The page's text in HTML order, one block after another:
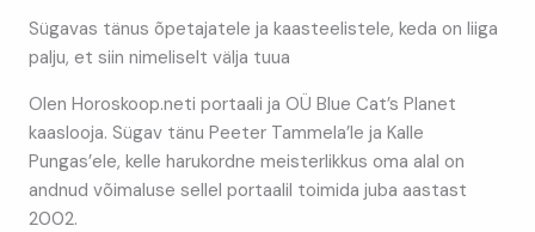
Sügavas tänus õpetajatele ja kaasteelistele, keda on liiga
palju, et siin nimeliselt välja tuua
Olen Horoskoop.neti portaali ja OÜ Blue Cat’s Planet
kaaslooja. Sügav tänu Peeter Tammela’le ja Kalle
Pungas’ele, kelle harukordne meisterlikkus oma alal on
andnud võimaluse sellel portaalil toimida juba aastast
2002.